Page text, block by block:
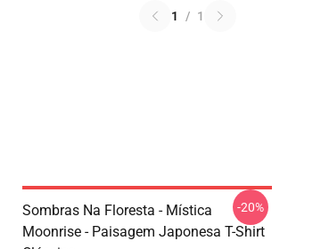
1 / 1
Sombras Na Floresta - Mística
Moonrise - Paisagem Japonesa T-Shirt
-20%